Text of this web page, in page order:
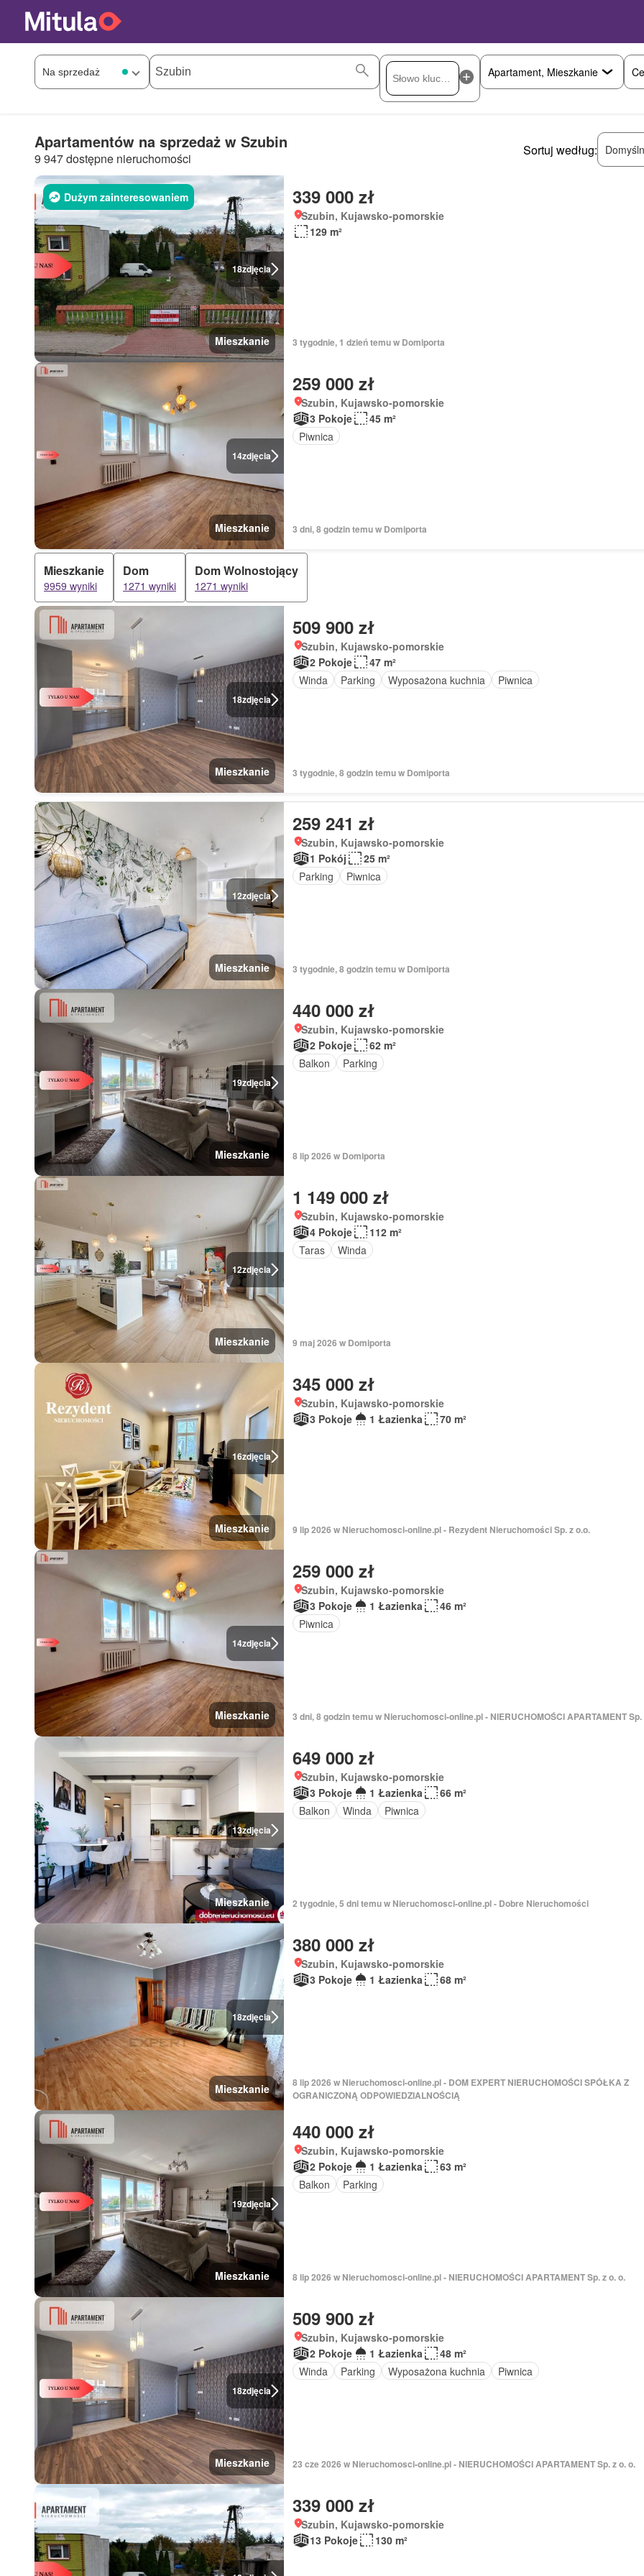
Apartamentów na sprzedaż w Szubin
9 947 dostępne nieruchomości
Sortuj według:
18zdjęcia
Dużym zainteresowaniem
Mieszkanie
339 000 zł
Szubin, Kujawsko-pomorskie
129 m²
3 tygodnie, 1 dzień temu w Domiporta
14zdjęcia
Mieszkanie
259 000 zł
Szubin, Kujawsko-pomorskie
3 Pokoje
45 m²
Piwnica
3 dni, 8 godzin temu w Domiporta
Mieszkanie
9959 wyniki
Dom
1271 wyniki
Dom Wolnostojący
1271 wyniki
18zdjęcia
Mieszkanie
509 900 zł
Szubin, Kujawsko-pomorskie
2 Pokoje
47 m²
Winda
Parking Wyposażona kuchnia Piwnica
3 tygodnie, 8 godzin temu w Domiporta
12zdjęcia
Mieszkanie
259 241 zł
Szubin, Kujawsko-pomorskie
1 Pokój
25 m²
Parking
Piwnica
3 tygodnie, 8 godzin temu w Domiporta
19zdjęcia
Mieszkanie
440 000 zł
Szubin, Kujawsko-pomorskie
2 Pokoje
62 m²
Balkon
Parking
8 lip 2026 w Domiporta
12zdjęcia
Mieszkanie
1 149 000 zł
Szubin, Kujawsko-pomorskie
4 Pokoje
112 m²
Taras
Winda
9 maj 2026 w Domiporta
16zdjęcia
Mieszkanie
345 000 zł
Szubin, Kujawsko-pomorskie
3 Pokoje
1 Łazienka 70 m²
9 lip 2026 w Nieruchomosci-online.pl - Rezydent Nieruchomości Sp. z o.o.
14zdjęcia
Mieszkanie
259 000 zł
Szubin, Kujawsko-pomorskie
3 Pokoje
1 Łazienka
46 m²
Piwnica
3 dni, 8 godzin temu w Nieruchomosci-online.pl - NIERUCHOMOŚCI APARTAMENT Sp.
13zdjęcia
Mieszkanie
649 000 zł
Szubin, Kujawsko-pomorskie
3 Pokoje
1 Łazienka
66 m²
Balkon
Winda Piwnica
2 tygodnie, 5 dni temu w Nieruchomosci-online.pl - Dobre Nieruchomości
18zdjęcia
Mieszkanie
380 000 zł
Szubin, Kujawsko-pomorskie
3 Pokoje
1 Łazienka 68 m²
8 lip 2026 w Nieruchomosci-online.pl - DOM EXPERT NIERUCHOMOŚCI SPÓŁKA Z
OGRANICZONĄ ODPOWIEDZIALNOŚCIĄ
19zdjęcia
Mieszkanie
440 000 zł
Szubin, Kujawsko-pomorskie
2 Pokoje
1 Łazienka
63 m²
Balkon
Parking
8 lip 2026 w Nieruchomosci-online.pl - NIERUCHOMOŚCI APARTAMENT Sp. z o. o.
18zdjęcia
Mieszkanie
509 900 zł
Szubin, Kujawsko-pomorskie
2 Pokoje
1 Łazienka
48 m²
Winda
Parking Wyposażona kuchnia Piwnica
23 cze 2026 w Nieruchomosci-online.pl - NIERUCHOMOŚCI APARTAMENT Sp. z o. o.
339 000 zł
Szubin, Kujawsko-pomorskie
13 Pokoje
130 m²